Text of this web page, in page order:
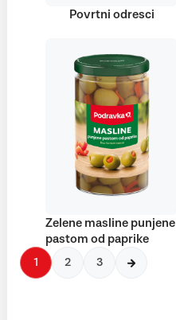
Povrtni odresci
Zelene masline punjene
pastom od paprike
1 2 3